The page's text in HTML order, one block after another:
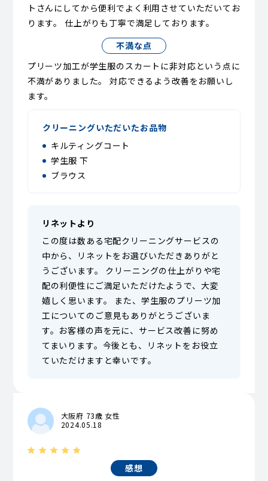
トさんにしてから便利でよく利用させていただいてお
ります。 仕上がりも丁寧で満足しております。
不満な点
プリーツ加工が学生服のスカートに非対応という点に
不満がありました。 対応できるよう改善をお願いし
ます。
クリーニングいただいたお品物
キルティングコート
学生服 下
ブラウス
リネットより
この度は数ある宅配クリーニングサービスの
中から、リネットをお選びいただきありがと
うございます。 クリーニングの仕上がりや宅
配の利便性にご満足いただけたようで、大変
嬉しく思います。 また、学生服のプリーツ加
工についてのご意見もありがとうございま
す。お客様の声を元に、サービス改善に努め
てまいります。今後とも、リネットをお役立
ていただけますと幸いです。
大阪府 73歳 女性
2024.05.18
感想